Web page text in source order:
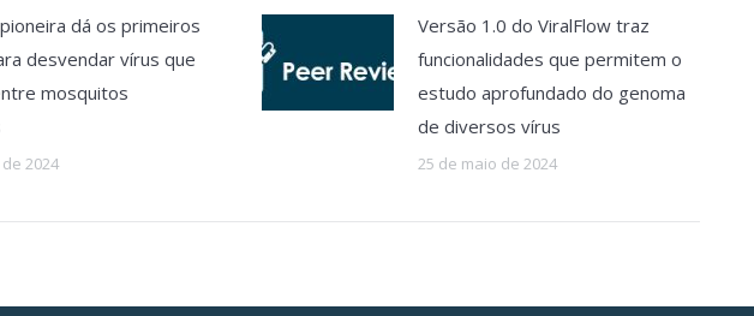
dá os primeiros
desvendar vírus que
mosquitos
2024
Versão 1.0 do ViralFlow traz
funcionalidades que permitem o
estudo aprofundado do genoma
de diversos vírus
25 de maio de 2024